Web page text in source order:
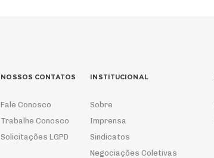
NOSSOS CONTATOS
Fale Conosco
Trabalhe Conosco
Solicitações LGPD
INSTITUCIONAL
Sobre
Imprensa
Sindicatos
Negociações Coletivas